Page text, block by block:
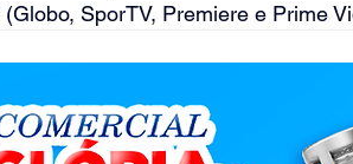
SporTV, Premiere e Prime